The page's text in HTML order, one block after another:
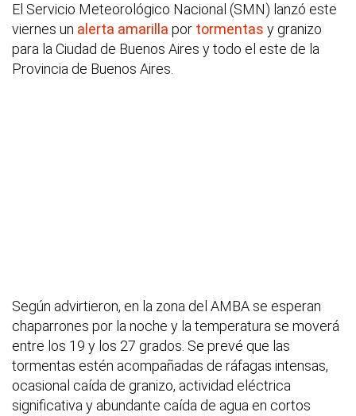
El Servicio Meteorológico Nacional (SMN) lanzó este
viernes un alerta amarilla por tormentas y granizo
para la Ciudad de Buenos Aires y todo el este de la
Provincia de Buenos Aires.
Según advirtieron, en la zona del AMBA se esperan
chaparrones por la noche y la temperatura se moverá
entre los 19 y los 27 grados. Se prevé que las
tormentas estén acompañadas de ráfagas intensas,
ocasional caída de granizo, actividad eléctrica
significativa y abundante caída de agua en cortos